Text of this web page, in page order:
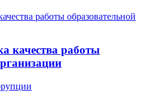
качества работы